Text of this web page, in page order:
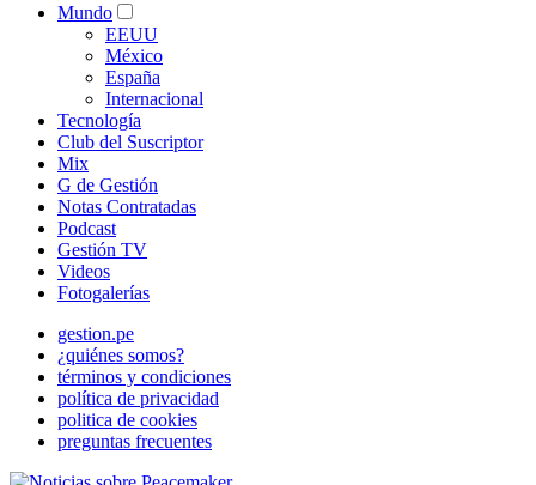
Mundo
EEUU
México
España
Internacional
Tecnología
Club del Suscriptor
Mix
G de Gestión
Notas Contratadas
Podcast
Gestión TV
Videos
Fotogalerías
gestion.pe
¿quiénes somos?
términos y condiciones
política de privacidad
politica de cookies
preguntas frecuentes